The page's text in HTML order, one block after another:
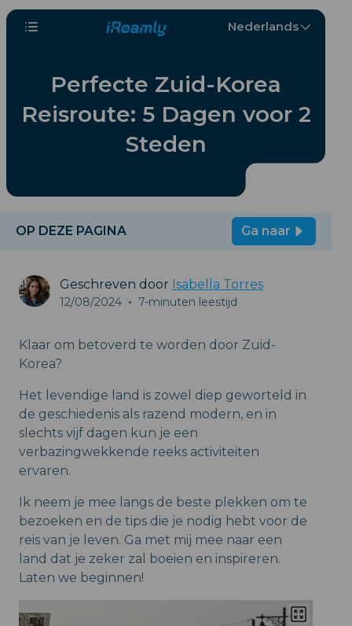
Nederlands
Perfecte Zuid-Korea
Reisroute: 5 Dagen voor 2
Steden
OP DEZE PAGINA Ga naar
Geschreven door Isabella Torres
12/08/2024 • 7-minuten leestijd
Klaar om betoverd te worden door Zuid-
Korea?
Het levendige land is zowel diep geworteld in
de geschiedenis als razend modern, en in
slechts vijf dagen kun je een
verbazingwekkende reeks activiteiten
ervaren.
Ik neem je mee langs de beste plekken om te
bezoeken en de tips die je nodig hebt voor de
reis van je leven. Ga met mij mee naar een
land dat je zeker zal boeien en inspireren.
Laten we beginnen!